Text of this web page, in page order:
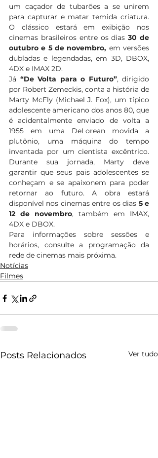
um caçador de tubarões a se unirem
para capturar e matar temida criatura.
O clássico estará em exibição nos
cinemas brasileiros entre os dias 30 de
outubro e 5 de novembro, em versões
dubladas e legendadas, em 3D, DBOX,
4DX e IMAX 2D.
Já “De Volta para o Futuro”, dirigido
por Robert Zemeckis, conta a história de
Marty McFly (Michael J. Fox), um típico
adolescente americano dos anos 80, que
é acidentalmente enviado de volta a
1955 em uma DeLorean movida a
plutônio, uma máquina do tempo
inventada por um cientista excêntrico.
Durante sua jornada, Marty deve
garantir que seus pais adolescentes se
conheçam e se apaixonem para poder
retornar ao futuro. A obra estará
disponível nos cinemas entre os dias 5 e
12 de novembro, também em IMAX,
4DX e DBOX.
Para informações sobre sessões e
horários, consulte a programação da
rede de cinemas mais próxima.
Notícias
Filmes
Posts Relacionados Ver tudo